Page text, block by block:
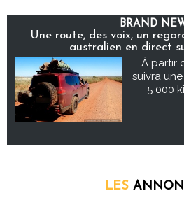
BRAND
Une route, des voix, un
australien en direct
À partir
suivra
5 000
LES